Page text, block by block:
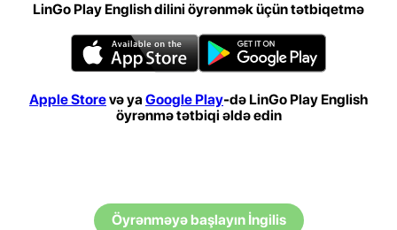
LinGo Play English dilini öyrənmək üçün tətbiqetmə
Apple Storevə ya Google Play-də LinGo Play English
öyrənmə tətbiqi əldə edin
Öyrənməyə başlayın İngilis